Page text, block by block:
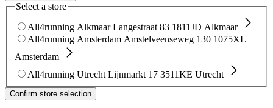
Select a store
All4running Alkmaar Langestraat 83 1811JD Alkmaar
All4running Amsterdam Amstelveenseweg 130 1075XL
Amsterdam
All4running Utrecht Lijnmarkt 17 3511KE Utrecht
Confirm store selection